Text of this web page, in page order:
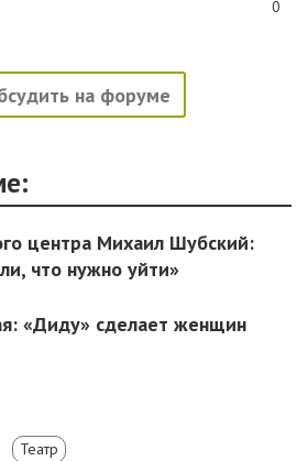
0
на форуме
центра Михаил Шубский:
что нужно уйти»
«Диду» сделает женщин
Театр